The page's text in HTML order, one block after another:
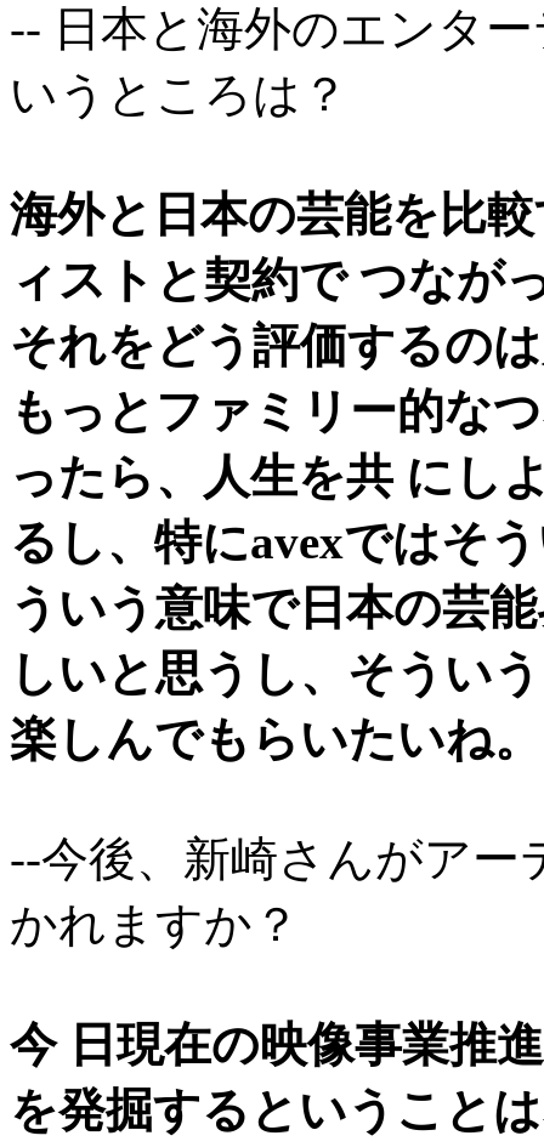
-- 日本と海外のエンタ
いうところは？
海外と日本の芸能を比
ィストと契約で つなが
それをどう評価するの
もっとファミリー的な
ったら、人生を共 にし
るし、特にavexではそ
ういう意味で日本の芸
しいと思うし、そうい
楽しんでもらいたいね。
--今後、新崎さんがア
かれますか？
今 日現在の映像事業推
を発掘するということ